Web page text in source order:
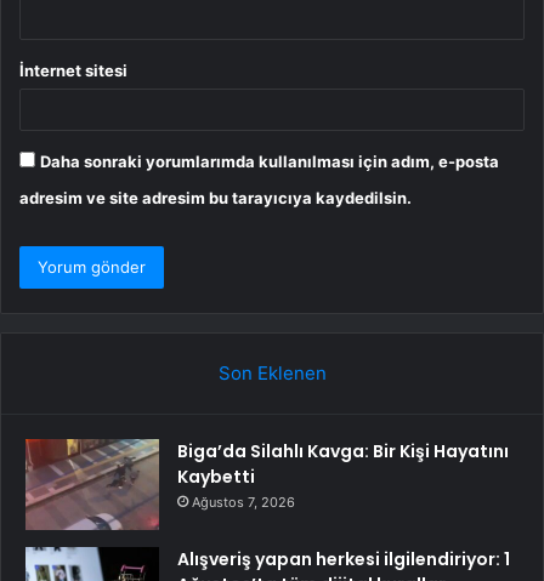
İnternet sitesi
Daha sonraki yorumlarımda kullanılması için adım, e-posta
adresim ve site adresim bu tarayıcıya kaydedilsin.
Son Eklenen
Biga’da Silahlı Kavga: Bir Kişi Hayatını
Kaybetti
Ağustos 7, 2026
Alışveriş yapan herkesi ilgilendiriyor: 1